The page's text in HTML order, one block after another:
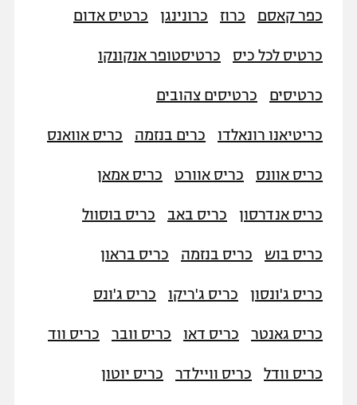
כפר קאסם כרוז כרונינגן כרטיס אדום
כרטיס לכל כיס כרטיסטופר אנקונקו
כרטיסים כרטיסים צהובים
כריטיאנו רונאלדו כרים בנזמה כריס אוואנס
כריס אוונס כריס אוורט כריס אמאן
כריס אנדרסון כריס באב כריס בוסוול
כריס בוש כריס בנזמה כריס בראון
כריס ג'ונסון כריס ג'ריקו כריס ג'ונס
כריס גאנטר כריס דאו כריס וובר כריס ווד
כריס וודל כריס וויילדר כריס יוטון